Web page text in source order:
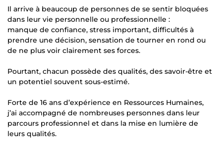
Il arrive à beaucoup de personnes de se sentir bloquées
dans leur vie personnelle ou professionnelle :
manque de confiance, stress important, difficultés à
prendre une décision, sensation de tourner en rond ou
de ne plus voir clairement ses forces.
Pourtant, chacun possède des qualités, des savoir-être et
un potentiel souvent sous-estimé.
Forte de 16 ans d’expérience en Ressources Humaines,
j’ai accompagné de nombreuses personnes dans leur
parcours professionnel et dans la mise en lumière de
leurs qualités.